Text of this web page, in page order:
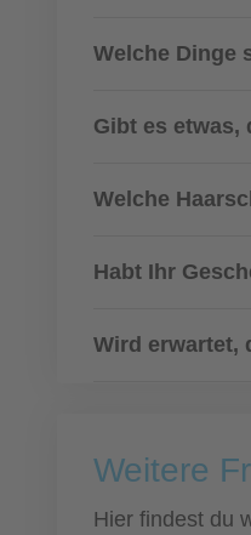
Welche Dinge
Gibt es etwas,
Welche
Habt Ihr
Wird erwartet,
Weitere
Hier findest du